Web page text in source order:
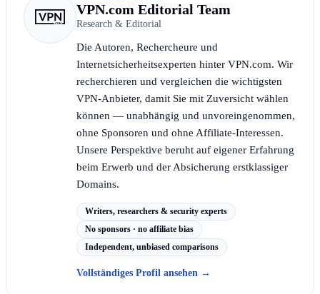
VPN.com Editorial Team
Research & Editorial
Die Autoren, Rechercheure und
Internetsicherheitsexperten hinter VPN.com. Wir
recherchieren und vergleichen die wichtigsten
VPN-Anbieter, damit Sie mit Zuversicht wählen
können — unabhängig und unvoreingenommen,
ohne Sponsoren und ohne Affiliate-Interessen.
Unsere Perspektive beruht auf eigener Erfahrung
beim Erwerb und der Absicherung erstklassiger
Domains.
Writers, researchers & security experts
No sponsors · no affiliate bias
Independent, unbiased comparisons
Vollständiges Profil ansehen →